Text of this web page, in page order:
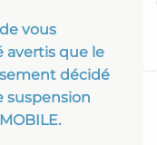
vous
avertis que le
décidé
suspension